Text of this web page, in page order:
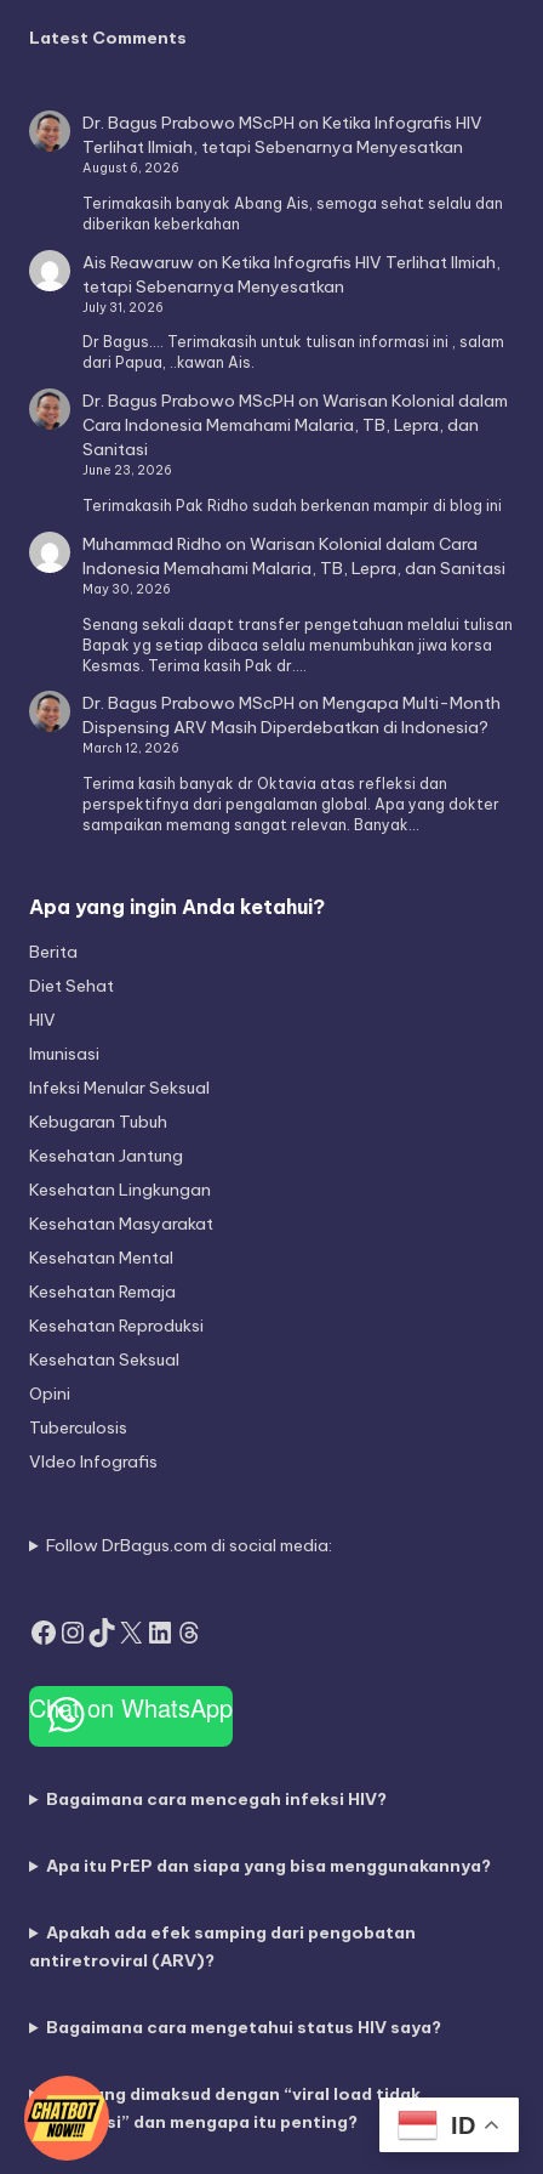
Latest Comments
Dr. Bagus Prabowo MScPH onKetika Infografis HIV
Terlihat Ilmiah, tetapi Sebenarnya Menyesatkan
August 6, 2026
Terimakasih banyak Abang Ais, semoga sehat selalu dan
diberikan keberkahan
Ais ReawaruwonKetika Infografis HIV Terlihat Ilmiah,
tetapi Sebenarnya Menyesatkan
July 31, 2026
Dr Bagus.... Terimakasih untuk tulisan informasi ini , salam
dari Papua, ..kawan Ais.
Dr. Bagus Prabowo MScPH onWarisan Kolonial dalam
Cara Indonesia Memahami Malaria, TB, Lepra, dan
Sanitasi
June 23, 2026
Terimakasih Pak Ridho sudah berkenan mampir di blog ini
Muhammad Ridho onWarisan Kolonial dalam Cara
Indonesia Memahami Malaria, TB, Lepra, dan Sanitasi
May 30, 2026
Senang sekali daapt transfer pengetahuan melalui tulisan
Bapak yg setiap dibaca selalu menumbuhkan jiwa korsa
Kesmas. Terima kasih Pak dr.…
Dr. Bagus Prabowo MScPH onMengapa Multi-Month
Dispensing ARV Masih Diperdebatkan di Indonesia?
March 12, 2026
Terima kasih banyak dr Oktavia atas refleksi dan
perspektifnya dari pengalaman global. Apa yang dokter
sampaikan memang sangat relevan. Banyak…
Apa yang ingin Anda ketahui?
Berita
Diet Sehat
HIV
Imunisasi
Infeksi Menular Seksual
Kebugaran Tubuh
Kesehatan Jantung
Kesehatan Lingkungan
Kesehatan Masyarakat
Kesehatan Mental
Kesehatan Remaja
Kesehatan Reproduksi
Kesehatan Seksual
Opini
Tuberculosis
VIdeo Infografis
Follow DrBagus.com di social media:
Facebook
Instagram
TikTok
X LinkedIn
Threads
Chat on WhatsApp
Bagaimana cara mencegah infeksi HIV?
Apa itu PrEP dan siapa yang bisa menggunakannya?
Apakah ada efek samping dari pengobatan
antiretroviral (ARV)?
Bagaimana cara mengetahui status HIV saya?
Apa yang dimaksud dengan “viral load tidak
terdeteksi” dan mengapa itu penting?
ID